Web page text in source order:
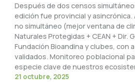
Después de dos censos
edición fue provincial y asincrónica.
no simultáneo (mejor ventana de
Naturales Protegidas + CEAN + Dir.
Fundación Bioandina y clubes, con
validados. Monitoreo poblacional
especie clave de nuestros
21 octubre, 2025